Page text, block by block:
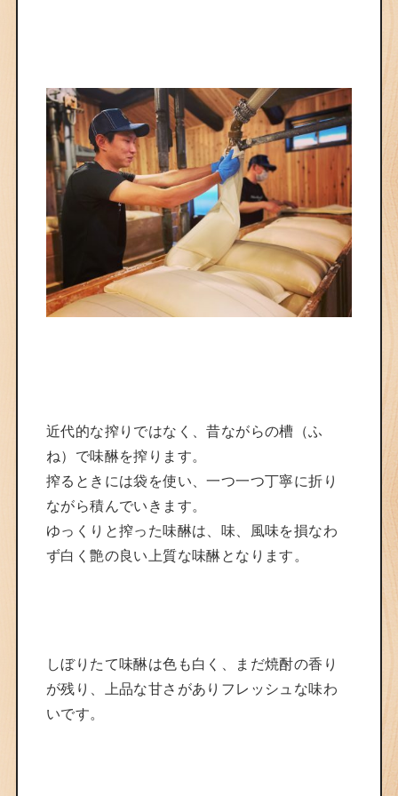
近代的な搾りではなく、昔ながらの槽（ふ
ね）で味醂を搾ります。
搾るときには袋を使い、一つ一つ丁寧に折り
ながら積んでいきます。
ゆっくりと搾った味醂は、味、風味を損なわ
ず白く艶の良い上質な味醂となります。
しぼりたて味醂は色も白く、まだ焼酎の香り
が残り、上品な甘さがありフレッシュな味わ
いです。